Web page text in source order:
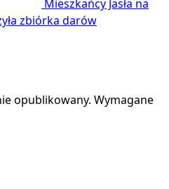
Mieszkańcy Jasła na
zbiórka darów
opublikowany. Wymagane